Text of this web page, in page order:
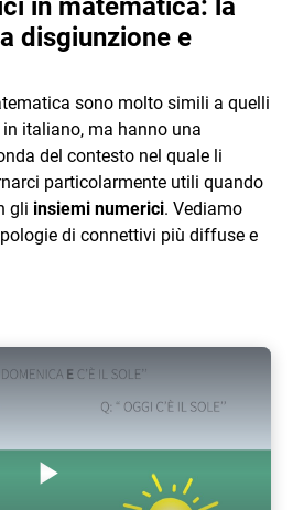
in matematica: la
disgiunzione e
sono molto simili a quelli
italiano, ma hanno una
del contesto nel quale li
particolarmente utili quando
gli insiemi numerici. Vediamo
di connettivi più diffuse e